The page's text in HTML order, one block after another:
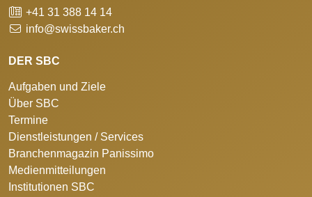
+41 31 388 14 14
info@swissbaker.ch
DER SBC
Aufgaben und Ziele
Über SBC
Termine
Dienstleistungen / Services
Branchenmagazin Panissimo
Medienmitteilungen
Institutionen SBC